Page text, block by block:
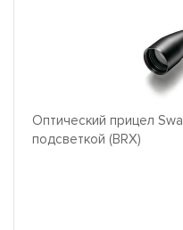
Оптический прицел
подсветкой (BRX)